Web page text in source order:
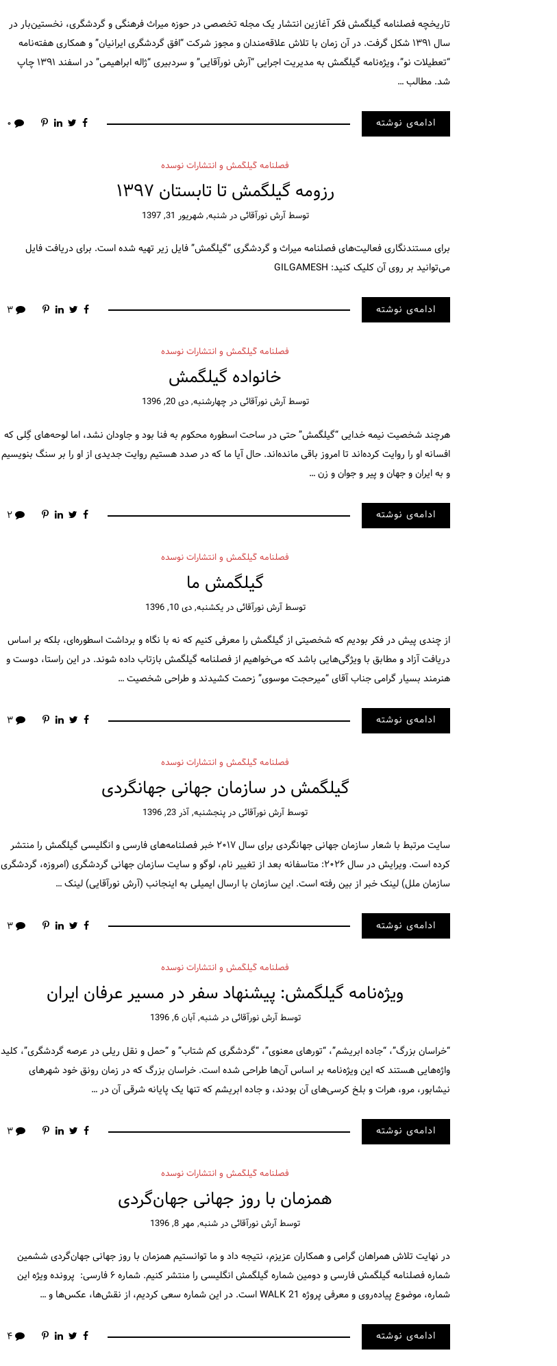
تاریخچه فصلنامه گیلگمش فکر آغازین انتشار یک مجله تخصصی در حوزه میراث فرهنگی و گردشگری، نخستین‌بار در
سال ۱۳۹۱ شکل گرفت. در آن زمان با تلاش علاقه‌مندان و مجوز شرکت “افق گردشگری ایرانیان” و همکاری هفته‌نامه
“تعطیلات نو”، ویژه‌نامه گیلگمش به مدیریت اجرایی “آرش نورآقایی” و سردبیری “ژاله ابراهیمی” در اسفند ۱۳۹۱ چاپ
شد. مطالب …
ادامه‌ی نوشته ۰
فصلنامه گیلگمش و انتشارات نوسده
رزومه گیلگمش تا تابستان ۱۳۹۷
توسطآرش نورآقائی درشنبه, شهریور 31, 1397
برای مستندنگاری فعالیت‌های فصلنامه میراث و گردشگری “گیلگمش” فایل زیر تهیه شده است. برای دریافت فایل
می‌توانید بر روی آن کلیک کنید: GILGAMESH
ادامه‌ی نوشته ۳
فصلنامه گیلگمش و انتشارات نوسده
خانواده گیلگمش
توسطآرش نورآقائی در چهارشنبه, دی 20, 1396
هرچند شخصیت نیمه خدایی “گیلگمش” حتی در ساحت اسطوره محکوم به فنا بود و جاودان نشد، اما لوحه‌های گِلی که
افسانه او را روایت کرده‌اند تا امروز باقی مانده‌اند. حال آیا ما که در صدد هستیم روایت جدیدی از او را بر سنگ بنویسیم
و به ایران و جهان و پیر و جوان و زن …
ادامه‌ی نوشته ۲
فصلنامه گیلگمش و انتشارات نوسده
گیلگمش ما
توسطآرش نورآقائی دریکشنبه, دی 10, 1396
از چندی پیش در فکر بودیم که شخصیتی از گیلگمش را معرفی کنیم که نه با نگاه و برداشت‌ اسطوره‌ای، بلکه بر اساس
دریافت آزاد و مطابق با ویژگی‌هایی باشد که می‌خواهیم از فصلنامه گیلگمش بازتاب داده شوند. در این راستا، دوست و
هنرمند بسیار گرامی جناب آقای “میرحجت موسوی” زحمت کشیدند و طراحی شخصیت …
ادامه‌ی نوشته ۳
فصلنامه گیلگمش و انتشارات نوسده
گیلگمش در سازمان جهانی جهانگردی
توسطآرش نورآقائیدرپنجشنبه, آذر 23, 1396
سایت مرتبط با شعار سازمان جهانی جهانگردی برای سال ۲۰۱۷ خبر فصلنامه‌های فارسی و انگلیسی گیلگمش را منتشر
کرده است. ویرایش در سال ۲۰۲۶: متاسفانه بعد از تغییر نام، لوگو و سایت سازمان جهانی گردشگری (امروزه، گردشگری
سازمان ملل) لینک خبر از بین رفته است. این سازمان با ارسال ایمیلی به اینجانب (آرش نورآقایی) لینک …
ادامه‌ی نوشته ۳
فصلنامه گیلگمش و انتشارات نوسده
ویژه‌نامه گیلگمش: پیشنهاد سفر در مسیر عرفان ایران
توسطآرش نورآقائی درشنبه, آبان 6, 1396
“خراسان بزرگ”، “جاده ابریشم”، “تورهای معنوی”، “گردشگری کم شتاب” و “حمل و نقل ریلی در عرصه گردشگری”، کلید
واژه‌هایی هستند که این ویژه‌نامه بر اساس آن‌ها طراحی شده است. خراسان بزرگ که در زمان رونق خود شهرهای
نیشابور، مرو، هرات و بلخ کرسی‌های آن بودند، و جاده ابریشم که تنها یک پایانه شرقی آن در …
ادامه‌ی نوشته ۳
فصلنامه گیلگمش و انتشارات نوسده
همزمان با روز جهانی جهان‌گردی
توسطآرش نورآقائیدرشنبه, مهر 8, 1396
در نهایت تلاش همراهان گرامی و همکاران عزیزم، نتیجه داد و ما توانستیم همزمان با روز جهانی جهان‌گردی ششمین
شماره فصلنامه گیلگمش فارسی و دومین شماره گیلگمش انگلیسی را منتشر کنیم. شماره ۶ فارسی: پرونده ویژه این
شماره، موضوع پیاده‌‌روی و معرفی پروژه WALK 21 است. در این شماره سعی کردیم، از نقش‌ها، عکس‌ها و …
ادامه‌ی نوشته ۴